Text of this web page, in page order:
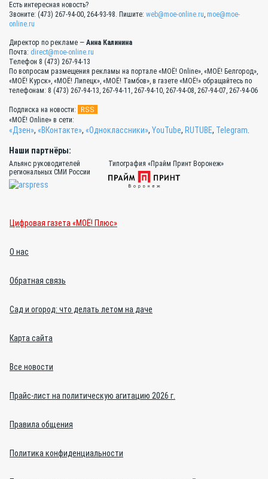
Есть интересная новость?
Звоните: (473) 267-94-00, 264-93-98. Пишите: web@moe-online.ru, moe@moe-
online.ru
Директор по рекламе — Анна Калинина
Почта: direct@moe-online.ru
Телефон 8 (473) 267-94-13
По вопросам размещения рекламы на портале «МОЁ! Online», «МОЁ! Белгород»,
«МОЁ! Курск», «МОЁ! Липецк», «МОЁ! Тамбов», в газете «МОЁ!» обращайтесь по
телефонам: 8 (473) 267-94-13, 267-94-11, 267-94-10, 267-94-08, 267-94-07, 267-94-06
Подписка на новости: RSS
«МОЁ! Online» в сети:
«Дзен», «ВКонтакте», «Одноклассники», YouTube, RUTUBE, Telegram.
Наши партнёры:
Альянс руководителей
региональных СМИ России
Типография «Прайм Принт Воронеж»
Цифровая газета «МОЁ! Плюс»
О нас
Обратная связь
Сад и огород: что делать летом на даче
Карта сайта
Все новости
Прайс-лист на политическую агитацию 2026 г.
Правила общения
Политика конфиденциальности